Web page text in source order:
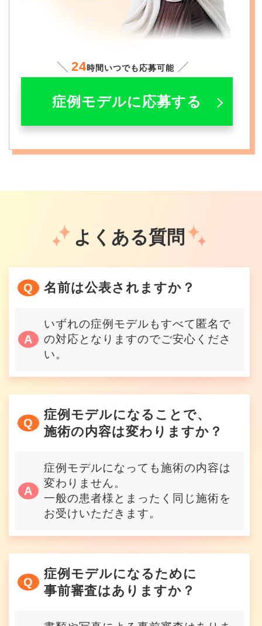
24時間いつでも応募可能
症例モデルに応募する
よくある質問
名前は公表されますか？
いずれの症例モデルもすべて匿名で
の対応となりますのでご安心くださ
い。
症例モデルになることで、
施術の内容は変わりますか？
症例モデルになっても施術の内容は
変わりません。
一般の患者様とまったく同じ施術を
お受けいただきます。
症例モデルになるために
事前審査はありますか？